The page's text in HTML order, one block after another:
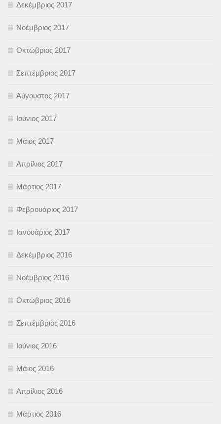
Δεκέμβριος 2017
Νοέμβριος 2017
Οκτώβριος 2017
Σεπτέμβριος 2017
Αύγουστος 2017
Ιούνιος 2017
Μάιος 2017
Απρίλιος 2017
Μάρτιος 2017
Φεβρουάριος 2017
Ιανουάριος 2017
Δεκέμβριος 2016
Νοέμβριος 2016
Οκτώβριος 2016
Σεπτέμβριος 2016
Ιούνιος 2016
Μάιος 2016
Απρίλιος 2016
Μάρτιος 2016